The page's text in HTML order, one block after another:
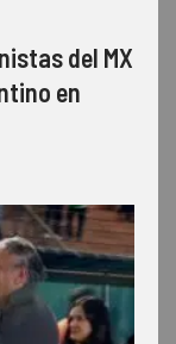
del MX
en